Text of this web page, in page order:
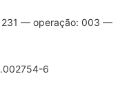
— operação: 003 —
6